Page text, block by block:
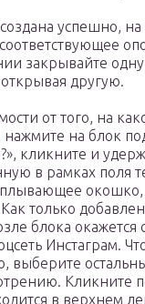
успешно, на
соответствующее
закрывайте
открывая другую.
от того, на
нажмите на блок
кликните и
в рамках поля
Как только
блока окажется
Инстаграм.
выберите
Кликните
в верхнем